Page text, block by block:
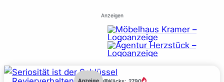
Anzeigen